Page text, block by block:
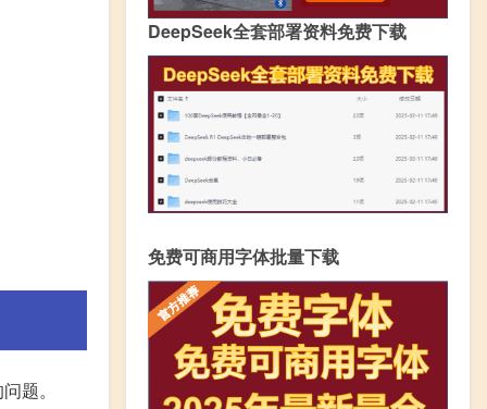
题。
DeepSeek全套部署资料免费下载
免费可商用字体批量下载